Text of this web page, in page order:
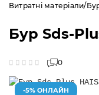
Витратні матеріали
Бур Sds-
0
-5% ОНЛАЙН